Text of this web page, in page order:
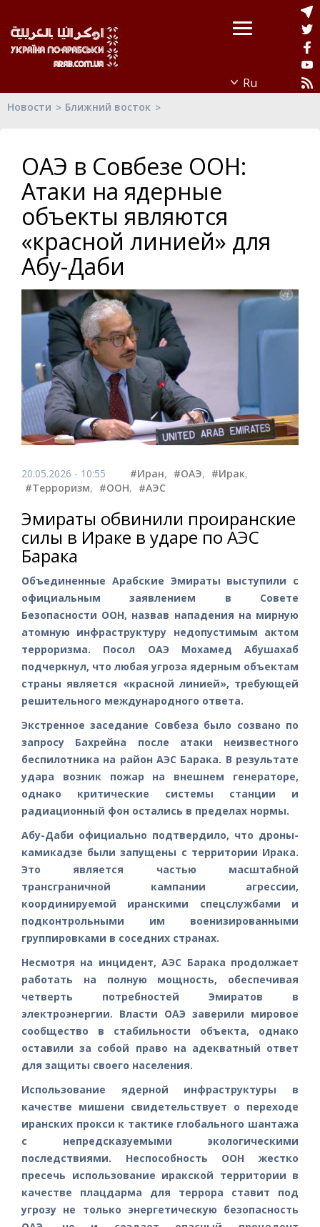
Новости Ближний восток
ОАЭ в Совбезе ООН:
Атаки на ядерные
объекты являются
«красной линией» для
Абу-Даби
20.05.2026 - 10:55 #Иран, #ОАЭ, #Ирак,
#Терроризм, #ООН, #АЭС
Эмираты обвинили проиранские
силы в Ираке в ударе по АЭС
Барака
Объединенные Арабские Эмираты выступили с
официальным заявлением в Совете
Безопасности ООН, назвав нападения на мирную
атомную инфраструктуру недопустимым актом
терроризма. Посол ОАЭ Мохамед Абушахаб
подчеркнул, что любая угроза ядерным объектам
страны является «красной линией», требующей
решительного международного ответа.
Экстренное заседание Совбеза было созвано по
запросу Бахрейна после атаки неизвестного
беспилотника на район АЭС Барака. В результате
удара возник пожар на внешнем генераторе,
однако критические системы станции и
радиационный фон остались в пределах нормы.
Абу-Даби официально подтвердило, что дроны-
камикадзе были запущены с территории Ирака.
Это является частью масштабной
трансграничной кампании агрессии,
координируемой иранскими спецслужбами и
подконтрольными им военизированными
группировками в соседних странах.
Несмотря на инцидент, АЭС Барака продолжает
работать на полную мощность, обеспечивая
четверть потребностей Эмиратов в
электроэнергии. Власти ОАЭ заверили мировое
сообщество в стабильности объекта, однако
оставили за собой право на адекватный ответ
для защиты своего населения.
Использование ядерной инфраструктуры в
качестве мишени свидетельствует о переходе
иранских прокси к тактике глобального шантажа
с непредсказуемыми экологическими
последствиями. Неспособность ООН жестко
пресечь использование иракской территории в
качестве плацдарма для террора ставит под
угрозу не только энергетическую безопасность